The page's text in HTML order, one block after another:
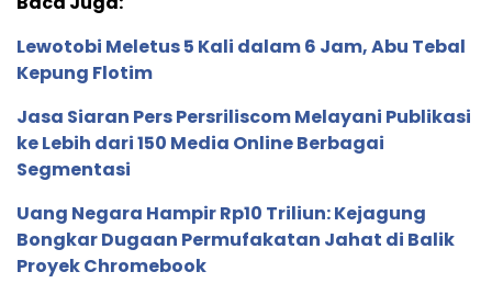
Lewotobi Meletus 5 Kali dalam 6 Jam, Abu Tebal
Kepung Flotim
Jasa Siaran Pers Persriliscom Melayani Publikasi
ke Lebih dari 150 Media Online Berbagai
Segmentasi
Uang Negara Hampir Rp10 Triliun: Kejagung
Bongkar Dugaan Permufakatan Jahat di Balik
Proyek Chromebook